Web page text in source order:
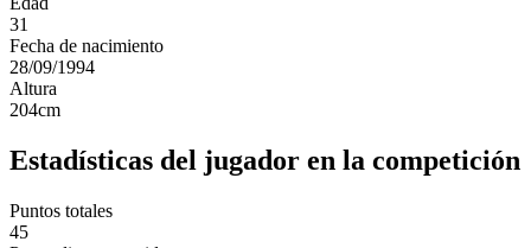
31
Fecha de nacimiento
28/09/1994
Altura
204cm
Estadísticas del jugador en la competición
Puntos totales
45